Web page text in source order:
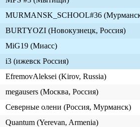
MURMANSK_SCHOOL#36
BURTYOZI (Новокузнецк, Россия)
MiG19 (Миасс)
i3 (ижевск Россия)
EfremovAleksei (Kirov, Russia)
megausers (Москва, Россия)
Северные олени (Россия, Мурманск)
Quantum (Yerevan, Armenia)